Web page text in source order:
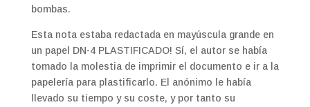
bombas.
Esta nota estaba redactada en mayúscula grande en
un papel DN-4 PLASTIFICADO! Sí, el autor se había
tomado la molestia de imprimir el documento e ir a la
papelería para plastificarlo. El anónimo le había
llevado su tiempo y su coste, y por tanto su